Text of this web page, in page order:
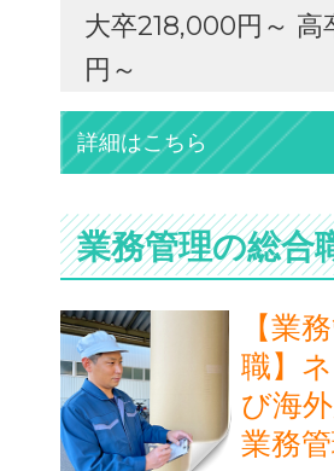
大卒218,000円～ 高
円～
詳細はこちら
業務管理の総合
【業
職】
び海
業務